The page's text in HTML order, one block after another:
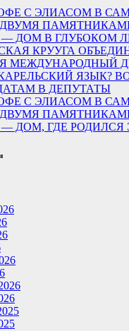
С ЭЛИАСОМ В
— ДОМ В ГЛУБОКОМ
КРУУГА
МЕЖДУНАРОДНЫЙ
ЯЗЫК?
В ДЕПУТАТЫ
С ЭЛИАСОМ В
— ДОМ, ГДЕ РОДИЛСЯ